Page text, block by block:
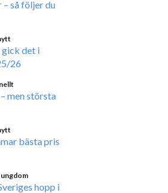
– så följer du
gick det i
26
men största
bästa pris
hopp i